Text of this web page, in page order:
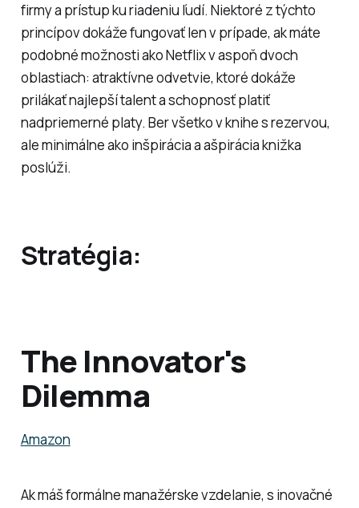
firmy a prístup ku riadeniu ľudí. Niektoré z týchto
princípov dokáže fungovať len v prípade, ak máte
podobné možnosti ako Netflix v aspoň dvoch
oblastiach: atraktívne odvetvie, ktoré dokáže
prilákať najlepší talent a schopnosť platiť
nadpriemerné platy. Ber všetko v knihe s rezervou,
ale minimálne ako inšpirácia a ašpirácia knižka
poslúži.
Stratégia:
The Innovator's
Dilemma
Amazon
Ak máš formálne manažérske vzdelanie, s inovačné